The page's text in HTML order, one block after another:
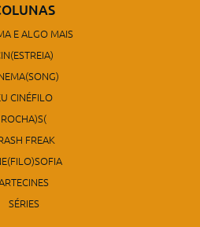
E ALGO MAIS
CINÉFILO
ROCHA)S(
FREAK
SÉRIES